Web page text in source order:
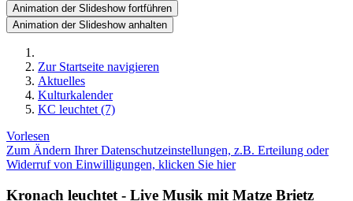
Animation der Slideshow fortführen
Animation der Slideshow anhalten
Zur Startseite navigieren
Aktuelles
Kulturkalender
KC leuchtet (7)
Vorlesen
Zum Ändern Ihrer Datenschutzeinstellungen, z.B. Erteilung oder
Widerruf von Einwilligungen, klicken Sie hier
Kronach leuchtet - Live Musik mit Matze Brietz